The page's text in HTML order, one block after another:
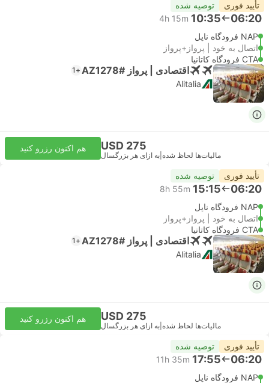
تأیید فوری توصیه شده
06:20
10:35
4h 15m
NAP فرودگاه ناپل
اتصال به خود | پرواز+پرواز
CTA فرودگاه کاتانیا
اقتصادی | پرواز #AZ1278 +1
Alitalia
USD 275
مالیات‌ها لحاظ شده به ازای هر بزرگسال
هم اکنون رزرو کنید
تأیید فوری توصیه شده
06:20
15:15
8h 55m
NAP فرودگاه ناپل
اتصال به خود | پرواز+پرواز
CTA فرودگاه کاتانیا
اقتصادی | پرواز #AZ1278 +1
Alitalia
USD 275
مالیات‌ها لحاظ شده به ازای هر بزرگسال
هم اکنون رزرو کنید
تأیید فوری توصیه شده
06:20
17:55
11h 35m
NAP فرودگاه ناپل